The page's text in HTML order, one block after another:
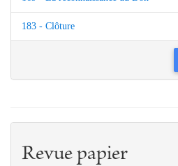
183 - Clôture
Revue papier